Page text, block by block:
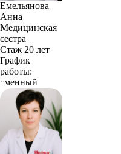
Емельянова
Анна
Медицинская
сестра
Стаж 20 лет
График
работы:
сменный